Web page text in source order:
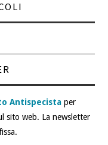
Antispecista per
sito web. La newsletter